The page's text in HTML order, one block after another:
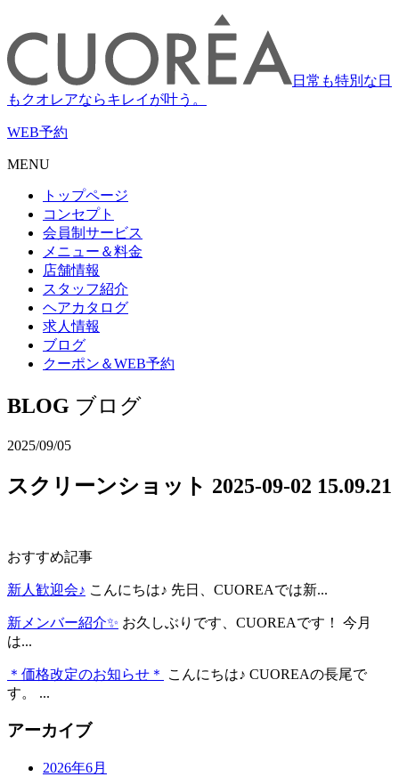
日常も特別な日
もクオレアならキレイが叶う。
WEB予約
MENU
トップページ
コンセプト
会員制サービス
メニュー＆料金
店舗情報
スタッフ紹介
ヘアカタログ
求人情報
ブログ
クーポン＆WEB予約
BLOG ブログ
2025/09/05
スクリーンショット 2025-09-02 15.09.21
おすすめ記事
新人歓迎会♪ こんにちは♪ 先日、CUOREAでは新...
新メンバー紹介✨ お久しぶりです、CUOREAです！ 今月
は...
＊価格改定のお知らせ＊
こんにちは♪ CUOREAの長尾で
す。 ...
アーカイブ
2026年6月